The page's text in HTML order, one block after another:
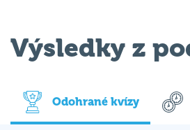
Výsledky z
Odohrané kvízy